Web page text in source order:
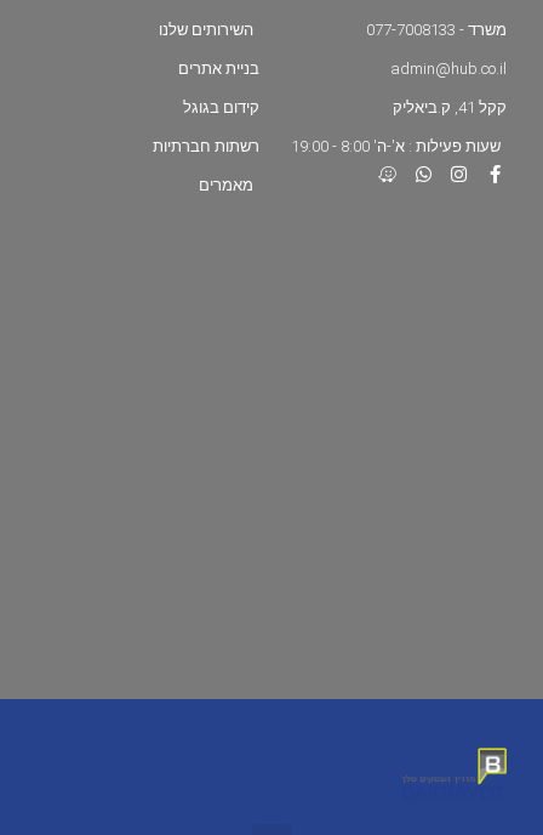
משרד - 077-7008133
admin@hub.co.il
קקל 41, ק.ביאליק
שעות פעילות : א'-ה' 8:00 - 19:00
השירותים שלנו
בניית אתרים
קידום בגוגל
רשתות חברתיות
מאמרים